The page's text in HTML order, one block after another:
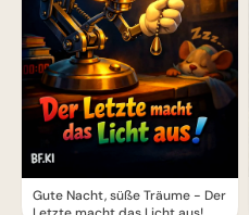
Gute Nacht, süße Träume - Der